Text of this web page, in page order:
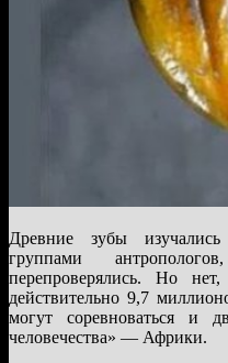
Древние зубы
группами
перепроверялись. Но
действительно 9,7
могут соревноваться и
человечества» — Африки.